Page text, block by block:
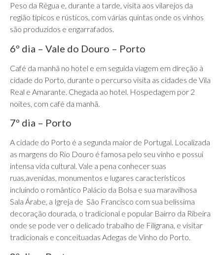
Peso da Régua e, durante a tarde, visita aos vilarejos da
região típicos e rústicos, com várias quintas onde os vinhos
são produzidos e engarrafados.
6º dia – Vale do Douro – Porto
Café da manhã no hotel e em seguida viagem em direção à
cidade do Porto, durante o percurso visita as cidades de Vila
Real e Amarante. Chegada ao hotel. Hospedagem por 2
noites, com café da manhã.
7º dia – Porto
A cidade do Porto é a segunda maior de Portugal. Localizada
as margens do Rio Douro é famosa pelo seu vinho e possui
intensa vida cultural. Vale a pena conhecer suas
ruas,avenidas, monumentos e lugares característicos
incluindo o romântico Palácio da Bolsa e sua maravilhosa
Sala Árabe, a Igreja de São Francisco com sua belíssima
decoração dourada, o tradicional e popular Bairro da Ribeira
onde se pode ver o delicado trabalho de Filigrana, e visitar
tradicionais e conceituadas Adegas de Vinho do Porto.